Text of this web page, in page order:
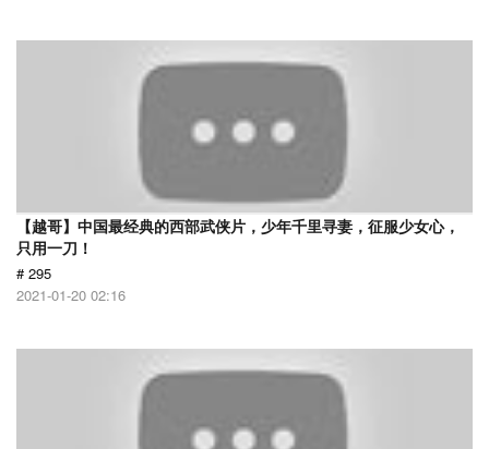
【越哥】中国最经典的西部武侠片，少年千里寻妻，征服少女心，
只用一刀！
# 295
2021-01-20 02:16